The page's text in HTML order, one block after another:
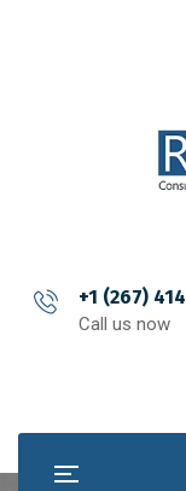
+1 (267)
Call us now